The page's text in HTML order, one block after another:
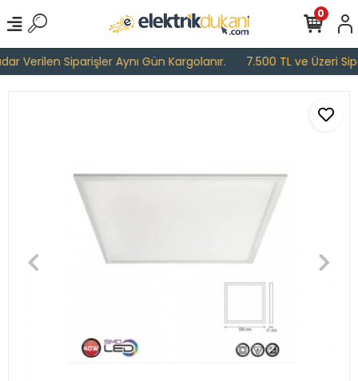
Verilen Siparişler Aynı Gün Kargolanır. 7.500 TL ve Üzeri
0